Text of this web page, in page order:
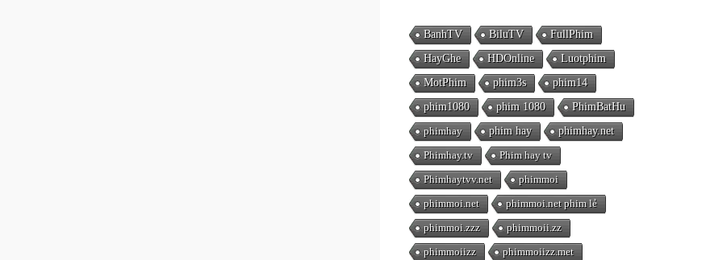
BanhTV BiluTV
FullPhim
HayGhe
HDOnline
Luotphim
MotPhim
phim3s
phim14
phim1080
phim 1080
PhimBatHu
phimhay
phim hay
phimhay.net
Phimhay.tv
Phim hay tv
Phimhaytvv.net
phimmoi
phimmoi.net
phimmoi.net phim lẻ
phimmoi.zzz
phimmoii.zz
phimmoiizz
phimmoiizz.met